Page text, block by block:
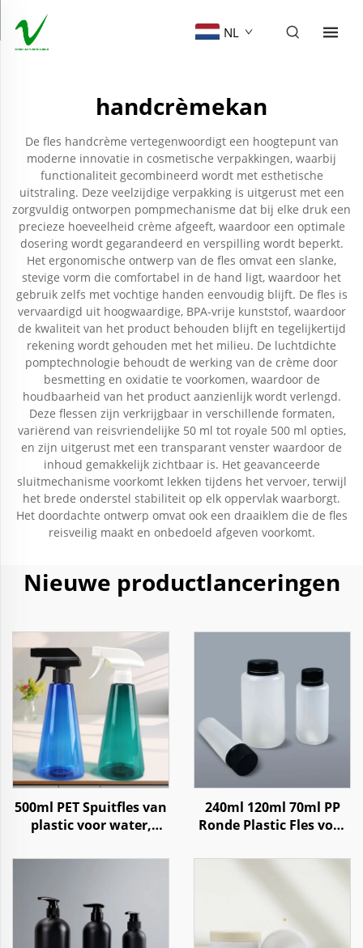
NL
handcrèmekan
De fles handcrème vertegenwoordigt een hoogtepunt van
moderne innovatie in cosmetische verpakkingen, waarbij
functionaliteit gecombineerd wordt met esthetische
uitstraling. Deze veelzijdige verpakking is uitgerust met een
zorgvuldig ontworpen pompmechanisme dat bij elke druk een
precieze hoeveelheid crème afgeeft, waardoor een optimale
dosering wordt gegarandeerd en verspilling wordt beperkt.
Het ergonomische ontwerp van de fles omvat een slanke,
stevige vorm die comfortabel in de hand ligt, waardoor het
gebruik zelfs met vochtige handen eenvoudig blijft. De fles is
vervaardigd uit hoogwaardige, BPA-vrije kunststof, waardoor
de kwaliteit van het product behouden blijft en tegelijkertijd
rekening wordt gehouden met het milieu. De luchtdichte
pomptechnologie behoudt de werking van de crème door
besmetting en oxidatie te voorkomen, waardoor de
houdbaarheid van het product aanzienlijk wordt verlengd.
Deze flessen zijn verkrijgbaar in verschillende formaten,
variërend van reisvriendelijke 50 ml tot royale 500 ml opties,
en zijn uitgerust met een transparant venster waardoor de
inhoud gemakkelijk zichtbaar is. Het geavanceerde
sluitmechanisme voorkomt lekken tijdens het vervoer, terwijl
het brede onderstel stabiliteit op elk oppervlak waarborgt.
Het doordachte ontwerp omvat ook een draaiklem die de fles
reisveilig maakt en onbedoeld afgeven voorkomt.
Nieuwe productlanceringen
500ml PET Spuitfles van
plastic voor water,
huishoudelijke
240ml 120ml 70ml PP
Ronde Plastic Fles voor
en Pillen opslag